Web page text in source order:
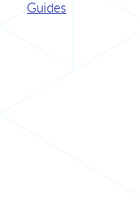
Guides